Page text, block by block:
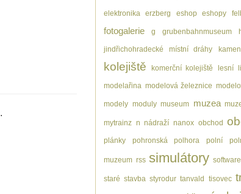
.
elektronika erzberg eshop eshopy
fotogalerie g grubenbahnmuseum
jindřichohradecké místní dráhy
kolejiště komerční kolejiště lesní
modelařina modelová železnice
modely moduly museum muzea
mytrainz n nádraží nanox obchod
plánky pohronská polhora polní
muzeum rss simulátory software
staré stavba styrodur tanvald tisovec